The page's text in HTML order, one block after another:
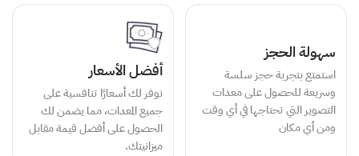
سهولة الحجز
استمتع بتجربة حجز سلسة
وسريعة للحصول على معدات
التصوير التي تحتاجها في أي وقت
ومن أي مكان
أفضل الأسعار
نوفر لك أسعارًا تنافسية على
جميع المعدات، مما يضمن لك
الحصول على أفضل قيمة مقابل
ميزانيتك.